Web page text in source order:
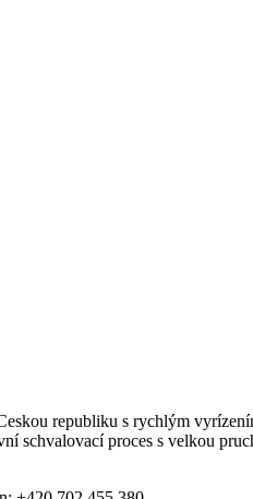
republiku s rychlým
schvalovací proces s velkou